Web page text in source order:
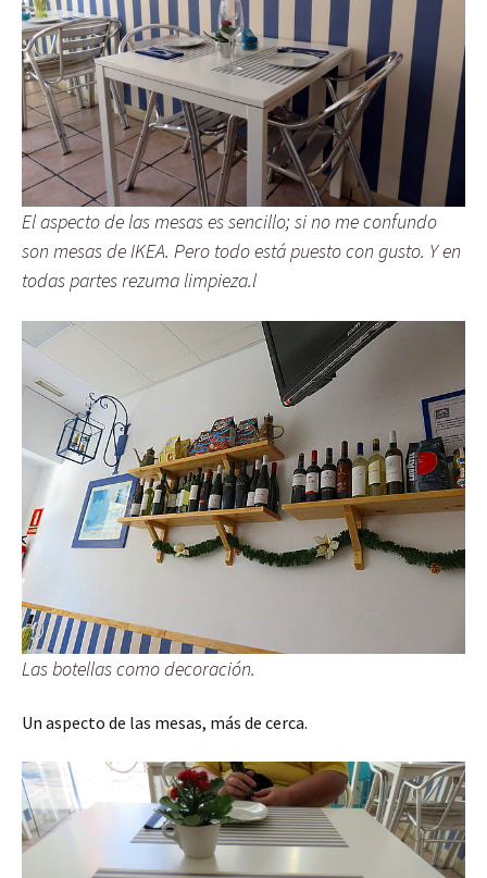
El aspecto de las mesas es sencillo; si no me confundo
son mesas de IKEA. Pero todo está puesto con gusto. Y en
todas partes rezuma limpieza.l
Las botellas como decoración.
Un aspecto de las mesas, más de cerca.